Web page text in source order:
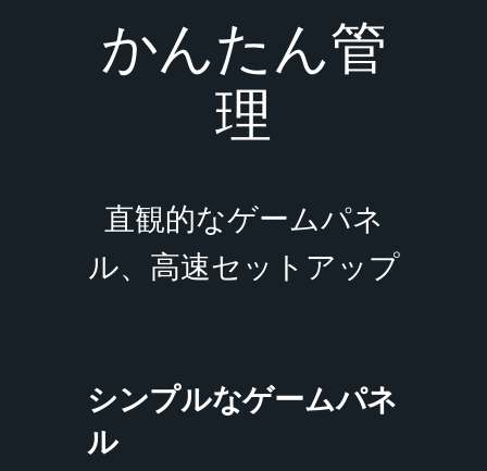
かんたん管
理
直観的なゲームパネ
ル、高速セットアップ
シンプルなゲームパネ
ル